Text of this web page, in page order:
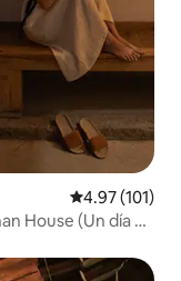
Calificación
4.97 (101)
House (Un día en